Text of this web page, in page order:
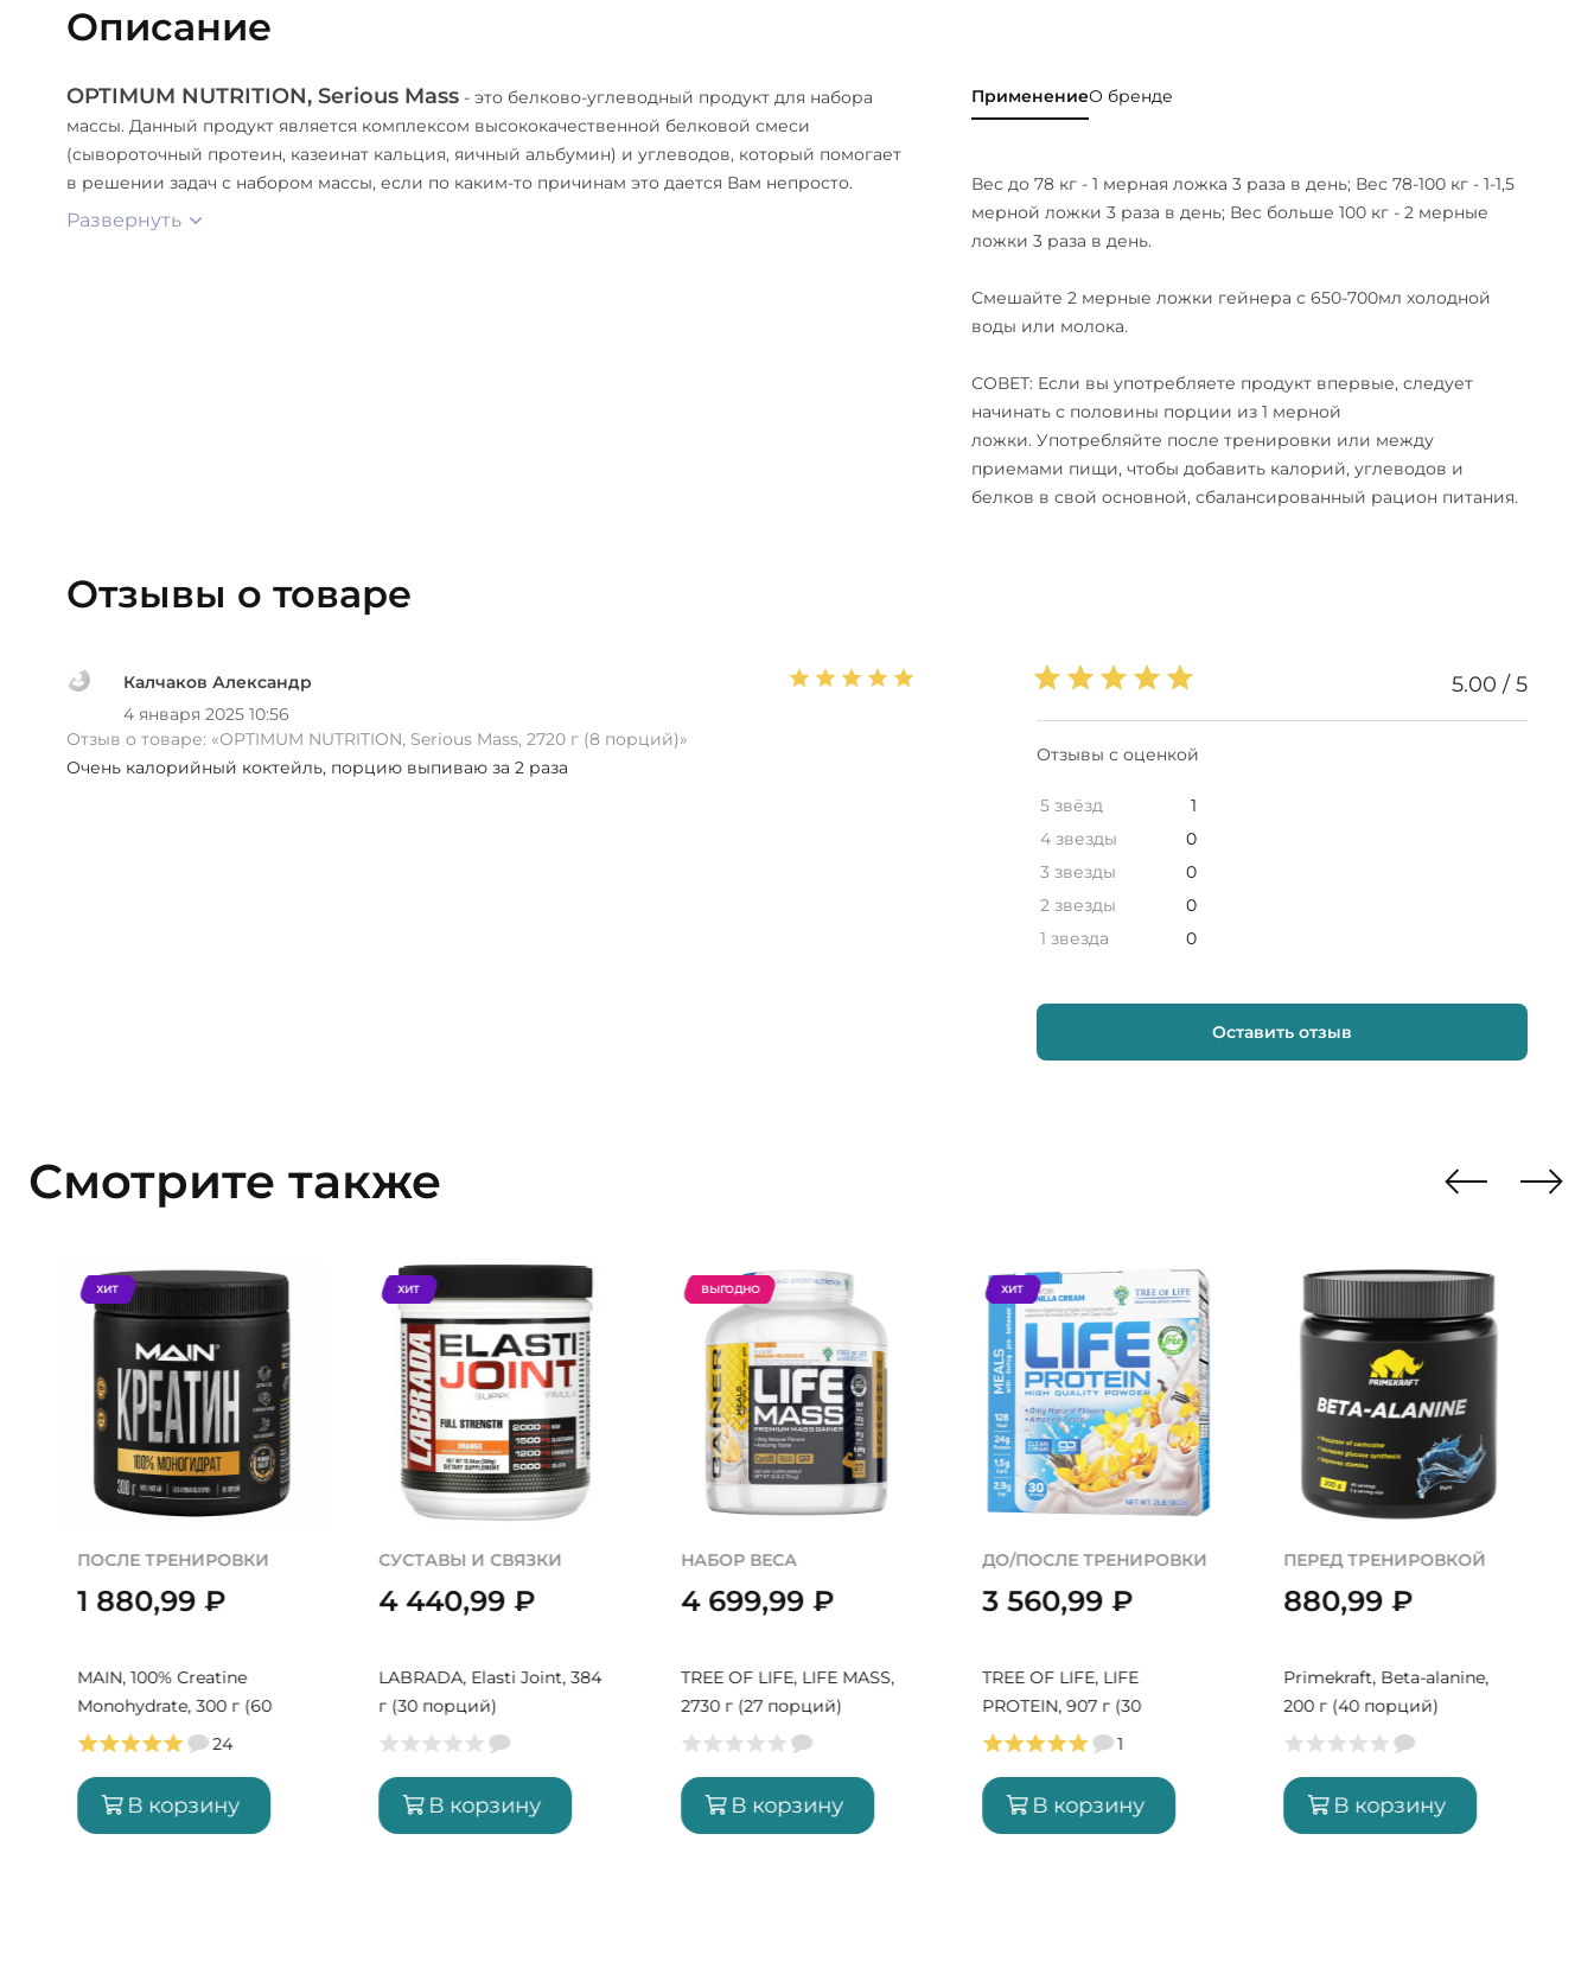
калия, цианкобаламин), среднецепочечные триглицериды, лецитин, FD C красный №40,
Описание
OPTIMUM NUTRITION, Serious Mass - это белково-углеводный продукт для набора
массы. Данный продукт является комплексом высококачественной белковой смеси
(сывороточный протеин, казеинат кальция, яичный альбумин) и углеводов, который помогает
в решении задач с набором массы, если по каким-то причинам это дается Вам непросто.
Развернуть
ПрименениеО бренде
Вес до 78 кг - 1 мерная ложка 3 раза в день; Вес 78-100 кг - 1-1,5
мерной ложки 3 раза в день; Вес больше 100 кг - 2 мерные
ложки 3 раза в день.
Смешайте 2 мерные ложки гейнера с 650-700мл холодной
воды или молока.
СОВЕТ: Если вы употребляете продукт впервые, следует
начинать с половины порции из 1 мерной
ложки. Употребляйте после тренировки или между
приемами пищи, чтобы добавить калорий, углеводов и
белков в свой основной, сбалансированный рацион питания.
Отзывы о товаре
Калчаков Александр
4 января 2025 10:56
Отзыв о товаре: «OPTIMUM NUTRITION, Serious Mass, 2720 г (8 порций)»
Очень калорийный коктейль, порцию выпиваю за 2 раза
5.00 / 5
Отзывы с оценкой
5 звёзд
1
4 звезды
0
3 звезды
0
2 звезды
0
1 звезда
0
Оставить отзыв
Смотрите также
ХИТ
ПОСЛЕ ТРЕНИРОВКИ
1 880,99 ₽
MAIN, 100% Creatine
Monohydrate, 300 г (60
порций)
24
В корзину
ХИТ
СУСТАВЫ И СВЯЗКИ
4 440,99₽
LABRADA, Elasti Joint, 384
г (30 порций)
В корзину
ВЫГОДНО
НАБОР ВЕСА
4 699,99 ₽
TREE OF LIFE, LIFE MASS,
2730 г (27 порций)
В корзину
ХИТ
ДО/ПОСЛЕ ТРЕНИРОВКИ
3 560,99₽
TREE OF LIFE, LIFE
PROTEIN, 907 г (30
порций)
1
В корзину
ПЕРЕД ТРЕНИРОВКОЙ
880,99₽
Primekraft, Beta-alanine,
200 г (40 порций)
В корзину